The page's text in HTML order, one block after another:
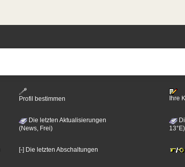
Profil bestimmen
Ihre
Die letzten Aktualisierungen
(News, Frei)
13°E)
[-] Die letzten Abschaltungen